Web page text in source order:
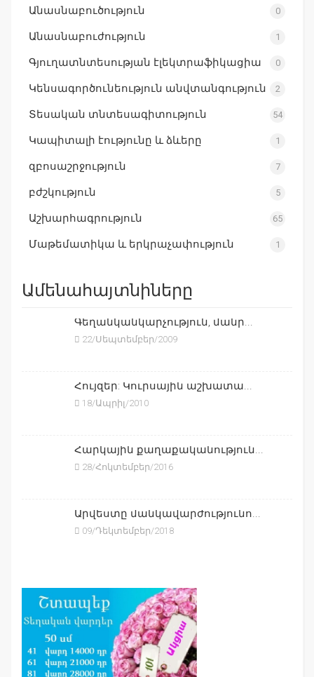
Անասնաբուծություն 0
Անասնաբուժություն 1
Գյուղատնտեսության էլեկտրաֆիկացիա 0
Կենսագործունեություն անվտանգություն 2
Տեսական տնտեսագիտություն 54
Կապիտալի էությունը և ձևերը 1
զբոսաշրջություն 7
բժշկություն 5
Աշխարհագրություն 65
Մաթեմատիկա և երկրաչափություն 1
Ամենահայտնիները
Գեղանկանկարչություն, մանր...
22/Սեպտեմբեր/2009
Հույզեր: Կուրսային աշխատա...
18/Ապրիլ/2010
Հարկային քաղաքականություն...
28/Հոկտեմբեր/2016
Արվեստը մանկավարժությունո...
09/Դեկտեմբեր/2018